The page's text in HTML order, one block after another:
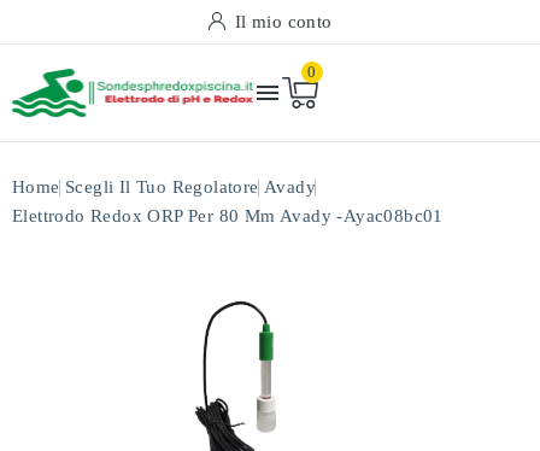
Il mio conto

0
Home Scegli Il Tuo Regolatore Avady
Elettrodo Redox ORP Per 80 Mm Avady -ayac08bc01